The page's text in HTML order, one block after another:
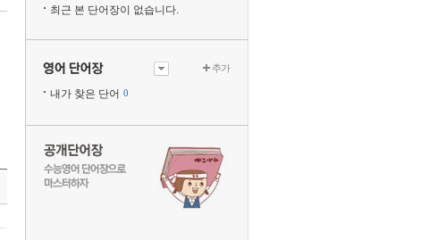
최근 본 단어장이 없습니다.
내가 찾은 단어 0
추가